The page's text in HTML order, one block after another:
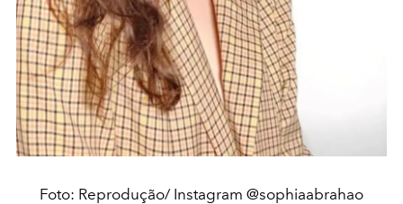
Foto: Reprodução/ Instagram @sophiaabrahao